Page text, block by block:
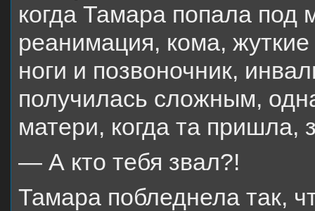
когда Тамара попала
реанимация, кома,
ноги и позвоночник,
получилась сложным,
матери, когда та пришла,
— А кто тебя звал?!
Тамара побледнела так,